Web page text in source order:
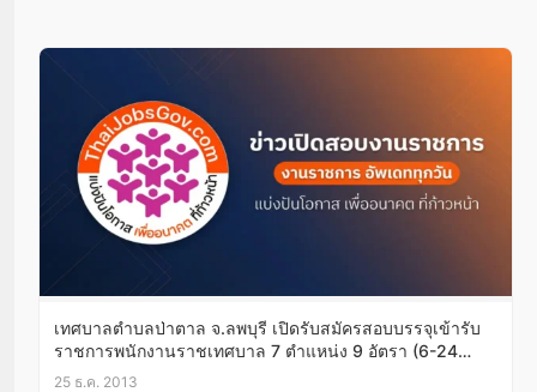
เทศบาลตำบลป่าตาล จ.ลพบุรี เปิดรับสมัครสอบบรรจุเข้ารับ
ราชการพนักงานราชเทศบาล 7 ตำแหน่ง 9 อัตรา (6-24
ม.ค.57)
25 ธ.ค. 2013